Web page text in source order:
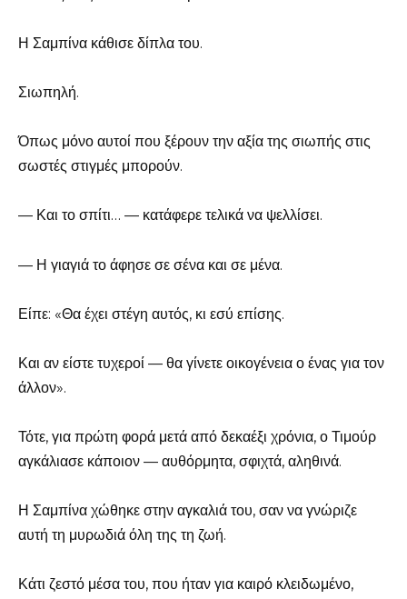
Η Σαμπίνα κάθισε δίπλα του.
Σιωπηλή.
Όπως μόνο αυτοί που ξέρουν την αξία της σιωπής στις
σωστές στιγμές μπορούν.
— Και το σπίτι… — κατάφερε τελικά να ψελλίσει.
— Η γιαγιά το άφησε σε σένα και σε μένα.
Είπε: «Θα έχει στέγη αυτός, κι εσύ επίσης.
Και αν είστε τυχεροί — θα γίνετε οικογένεια ο ένας για τον
άλλον».
Τότε, για πρώτη φορά μετά από δεκαέξι χρόνια, ο Τιμούρ
αγκάλιασε κάποιον — αυθόρμητα, σφιχτά, αληθινά.
Η Σαμπίνα χώθηκε στην αγκαλιά του, σαν να γνώριζε
αυτή τη μυρωδιά όλη της τη ζωή.
Κάτι ζεστό μέσα του, που ήταν για καιρό κλειδωμένο,